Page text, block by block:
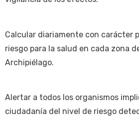
Calcular diariamente con carácter
riesgo para la salud en cada zona
Archipiélago.
Alertar a todos los organismos
ciudadanía del nivel de riesgo